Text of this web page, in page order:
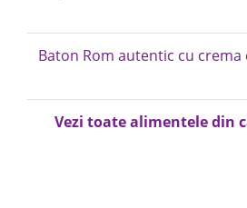
Baton Rom autentic cu crema
Vezi toate alimentele din